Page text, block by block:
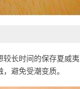
长时间的保存夏威夷
避免受潮变质。